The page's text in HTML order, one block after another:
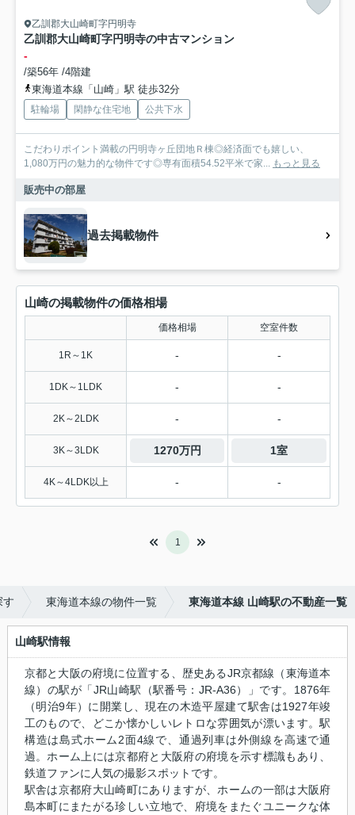
乙訓郡大山崎町字円明寺
乙訓郡大山崎町字円明寺の中古マンション
-
/築56年 /4階建
東海道本線「山崎」駅 徒歩32分
駐輪場 閑静な住宅地 公共下水
こだわりポイント満載の円明寺ヶ丘団地Ｒ棟◎経済面でも嬉しい、
1,080万円の魅力的な物件です◎専有面積54.52平米で家... もっと見る
販売中の部屋
過去掲載物件
山崎の掲載物件の価格相場
価格相場 空室件数
1R～1K - -
1DK～1LDK - -
2K～2LDK - -
3K～3LDK 1270万円 1室
4K～4LDK以上 - -
1
す 東海道本線の物件一覧 東海道本線 山崎駅の不動産一覧
山崎駅情報
京都と大阪の府境に位置する、歴史あるJR京都線（東海道本
線）の駅が「JR山崎駅（駅番号：JR‑A36）」です。1876年
（明治9年）に開業し、現在の木造平屋建て駅舎は1927年竣
工のもので、どこか懐かしいレトロな雰囲気が漂います。駅
構造は島式ホーム2面4線で、通過列車は外側線を高速で通
過。ホーム上には京都府と大阪府の府境を示す標識もあり、
鉄道ファンに人気の撮影スポットです。
駅舎は京都府大山崎町にありますが、ホームの一部は大阪府
島本町にまたがる珍しい立地で、府境をまたぐユニークな体